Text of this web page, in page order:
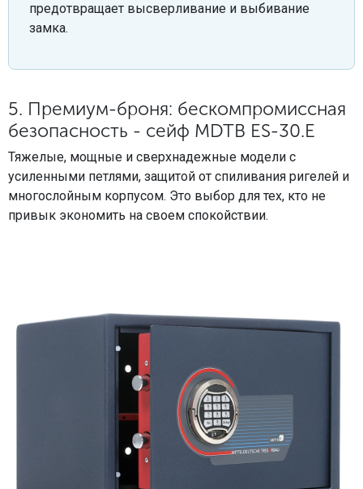
предотвращает высверливание и выбивание
замка.
5. Премиум-броня: бескомпромиссная
безопасность - сейф MDTB ES-30.Е
Тяжелые, мощные и сверхнадежные модели с
усиленными петлями, защитой от спиливания ригелей и
многослойным корпусом. Это выбор для тех, кто не
привык экономить на своем спокойствии.